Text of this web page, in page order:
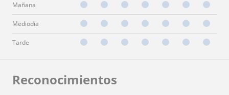
Mañana
Mediodía
Tarde
Reconocimientos